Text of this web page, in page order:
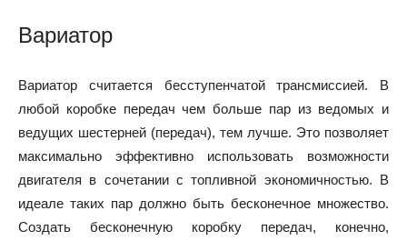
Вариатор
Вариатор считается бесступенчатой трансмиссией. В
любой коробке передач чем больше пар из ведомых и
ведущих шестерней (передач), тем лучше. Это позволяет
максимально эффективно использовать возможности
двигателя в сочетании с топливной экономичностью. В
идеале таких пар должно быть бесконечное множество.
Создать бесконечную коробку передач, конечно,